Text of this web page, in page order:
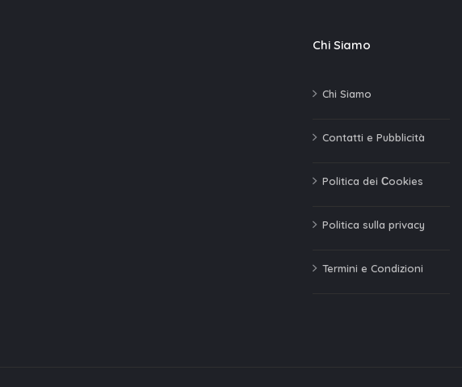
Chi Siamo
Chi Siamo
Contatti e Pubblicità
Politica dei Сookies
Politica sulla privacy
Termini e Condizioni